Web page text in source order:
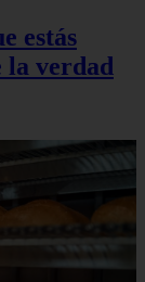
estás
la verdad